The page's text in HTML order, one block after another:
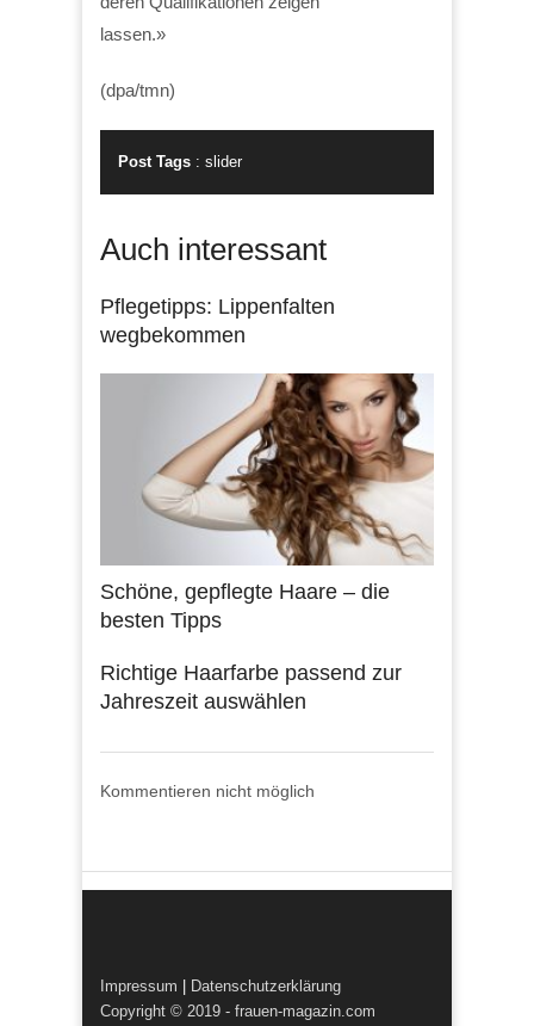
lassen.»
(dpa/tmn)
Post Tags : slider
Auch interessant
Pflegetipps: Lippenfalten
wegbekommen
Schöne, gepflegte Haare – die
besten Tipps
Richtige Haarfarbe passend zur
Jahreszeit auswählen
Kommentieren nicht möglich
Impressum
Datenschutzerklärung
Copyright © 2019 - frauen-magazin.com